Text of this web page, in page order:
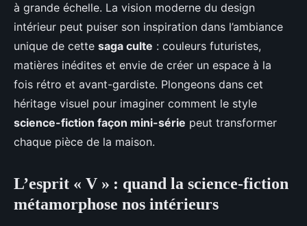
à grande échelle. La vision moderne du design
intérieur peut puiser son inspiration dans l’ambiance
unique de cette saga culte : couleurs futuristes,
matières inédites et envie de créer un espace à la
fois rétro et avant-gardiste. Plongeons dans cet
héritage visuel pour imaginer comment le style
science-fiction façon mini-série peut transformer
chaque pièce de la maison.
L’esprit « V » : quand la science-fiction
métamorphose nos intérieurs